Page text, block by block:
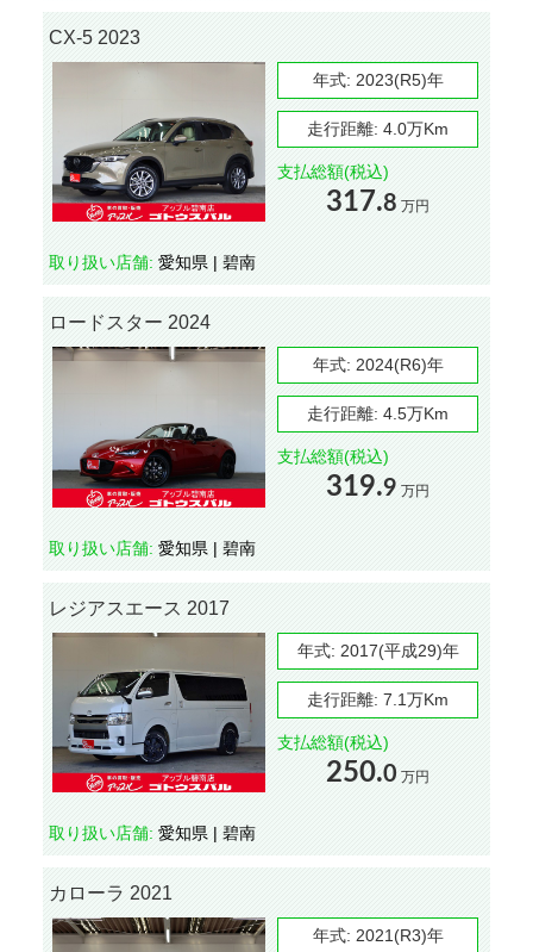
CX-5 2023
年式: 2023(R5)年
走行距離: 4.0万Km
支払総額(税込)
317.8 万円
取り扱い店舗: 愛知県 | 碧南
ロードスター 2024
年式: 2024(R6)年
走行距離: 4.5万Km
支払総額(税込)
319.9 万円
取り扱い店舗: 愛知県 | 碧南
レジアスエース 2017
年式: 2017(平成29)年
走行距離: 7.1万Km
支払総額(税込)
250.0 万円
取り扱い店舗: 愛知県 | 碧南
カローラ 2021
年式: 2021(R3)年